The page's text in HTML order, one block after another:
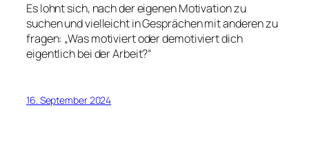
Es lohnt sich, nach der eigenen Motivation zu
suchen und vielleicht in Gesprächen mit anderen zu
fragen: „Was motiviert oder demotiviert dich
eigentlich bei der Arbeit?“
16. September 2024